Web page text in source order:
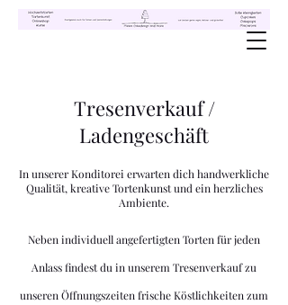
Tresenverkauf /
Ladengeschäft
In unserer Konditorei erwarten dich handwerkliche
Qualität, kreative Tortenkunst und ein herzliches
Ambiente.
Neben individuell angefertigten Torten für jeden
Anlass findest du in unserem Tresenverkauf zu
unseren Öffnungszeiten frische Köstlichkeiten zum